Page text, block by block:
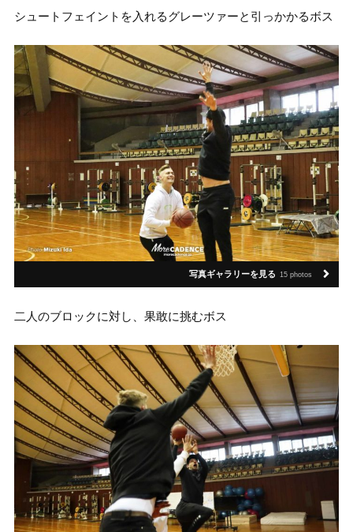
シュートフェイントを入れるグレーツァーと引っかかるボス
写真ギャラリーを見る 15 photos
二人のブロックに対し、果敢に挑むボス